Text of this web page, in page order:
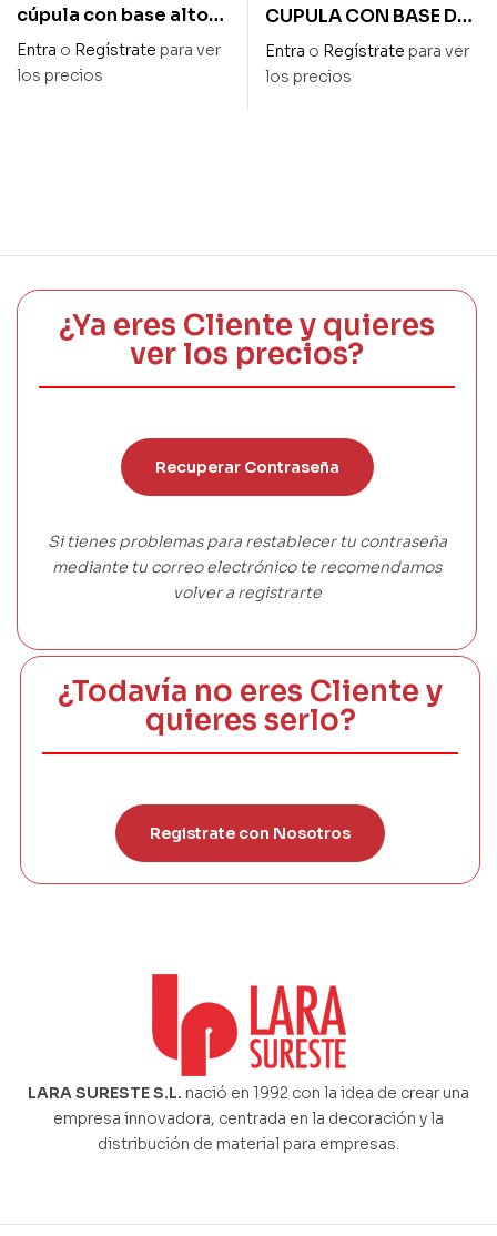
cúpula con base alto
15-diam 10 cm
Entra o Regístrate para ver
los precios
CUPULA CON BASE DE
MADERA CON LUZ
ALTO 16,5 cm –
Entra o Regístrate para ver
los precios
¿Ya eres Cliente y quieres
ver los precios?
Recuperar Contraseña
Si tienes problemas para restablecer tu contraseña
mediante tu correo electrónico te recomendamos
volver a registrarte
¿Todavía no eres Cliente y
quieres serlo?
Registrate con Nosotros
LARA SURESTE S.L. nació en 1992 con la idea de crear una
empresa innovadora, centrada en la decoración y la
distribución de material para empresas.